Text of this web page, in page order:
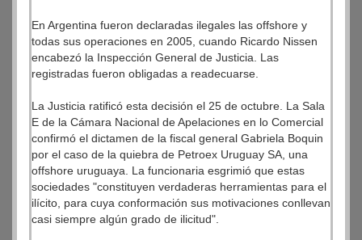
En Argentina fueron declaradas ilegales las offshore y
todas sus operaciones en 2005, cuando Ricardo Nissen
encabezó la Inspección General de Justicia. Las
registradas fueron obligadas a readecuarse.
La Justicia ratificó esta decisión el 25 de octubre. La Sala
E de la Cámara Nacional de Apelaciones en lo Comercial
confirmó el dictamen de la fiscal general Gabriela Boquin
por el caso de la quiebra de Petroex Uruguay SA, una
offshore uruguaya. La funcionaria esgrimió que estas
sociedades "constituyen verdaderas herramientas para el
ilícito, para cuya conformación sus motivaciones conllevan
casi siempre algún grado de ilicitud".